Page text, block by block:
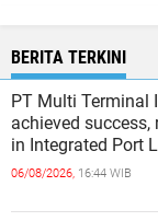
BERITA TERKINI
PT Multi Terminal
achieved success,
in Integrated Port
06/08/2026, 16:44 WIB